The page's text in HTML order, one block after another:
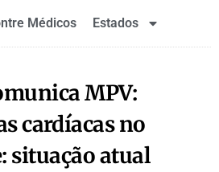
Médicos Estados
MPV:
cardíacas no
situação atual